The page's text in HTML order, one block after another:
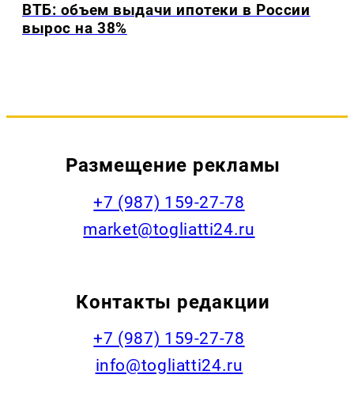
ВТБ: объем выдачи ипотеки в России
вырос на 38%
Размещение рекламы
+7 (987) 159-27-78
market@togliatti24.ru
Контакты редакции
+7 (987) 159-27-78
info@togliatti24.ru